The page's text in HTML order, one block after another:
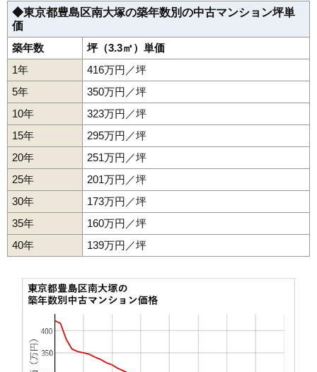
交通
大塚駅前駅（2分）、大塚駅（3分）、新大塚駅（6
相場 5,910万円～6,310万円
(107.5万円/㎡~114.7万円/㎡)
マンションナビで
無料一括査定をする
シティハウス南大塚
住所 東京都豊島区南大塚2丁目
交通
新大塚駅（5分）、大塚駅（6分）、大塚駅前駅（6
相場 7,950万円～8,350万円
(116.9万円/㎡~122.8万円/㎡)
無料一括査定をする
ライオンズマンション南大塚
住所
交通
大塚駅前駅（2分）、巣鴨駅（7分）、新大塚駅（8
◆東京都豊島区南大塚の築年数別の中古マンション坪単
価
築年数
坪（3.3㎡）単価
1年
416万円／坪
5年
350万円／坪
10年
323万円／坪
15年
295万円／坪
20年
251万円／坪
25年
201万円／坪
30年
173万円／坪
35年
160万円／坪
40年
139万円／坪